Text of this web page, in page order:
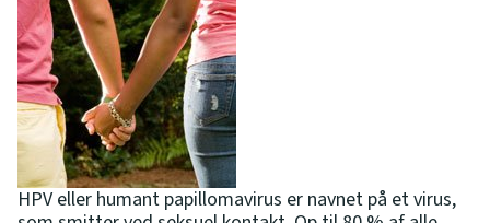
HPV eller humant papillomavirus er navnet på et virus,